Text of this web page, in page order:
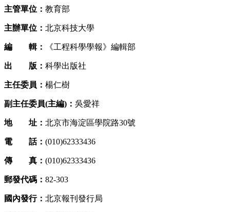
主管單位： 教育部
主辦單位： 北京科技大學
編 輯： 《工程科學學報》編輯部
出 版： 科學出版社
主任委員： 楊仁樹
副主任委員(主編)： 吳愛祥
地 址： 北京市海淀區學院路30號
電 話： (010)62333436
傳 真： (010)62333436
郵發代碼： 82-303
國內發行： 北京報刊發行局